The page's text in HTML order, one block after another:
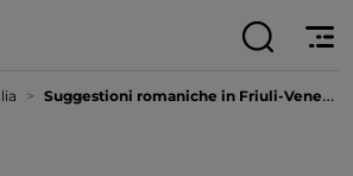
Suggestioni romaniche in Friuli-Venezia Giulia